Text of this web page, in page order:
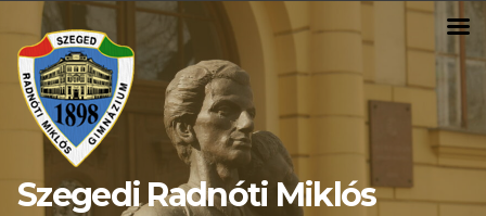
content
Szegedi Radnóti Miklós